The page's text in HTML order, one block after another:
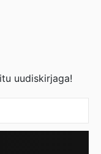
uudiskirjaga!